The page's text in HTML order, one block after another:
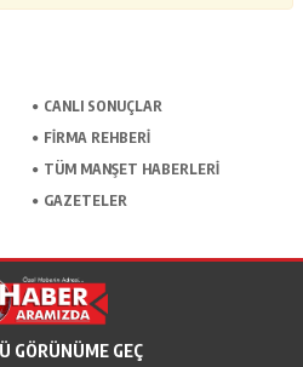
CANLI SONUÇLAR
FİRMA REHBERİ
TÜM MANŞET HABERLERİ
GAZETELER
GÖRÜNÜME GEÇ